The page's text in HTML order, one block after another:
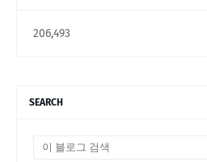
206,493
SEARCH